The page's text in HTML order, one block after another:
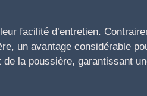
facilité d’entretien.
un avantage considérable
la poussière, garantissant